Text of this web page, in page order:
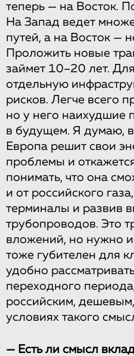
теперь — на Восток.
На Запад ведет
путей, а на Восток —
Проложить новые
займет 10–20 лет.
отдельную
рисков. Легче всего
но у него наихудшие
в будущем. Я думаю,
Европа решит свои
проблемы и
понимать, что она
и от российского
терминалы и развив
трубопроводов. Это
вложений, но нужно
тоже губителен для
удобно
переходного
российским,
условиях такого
— Есть ли смысл